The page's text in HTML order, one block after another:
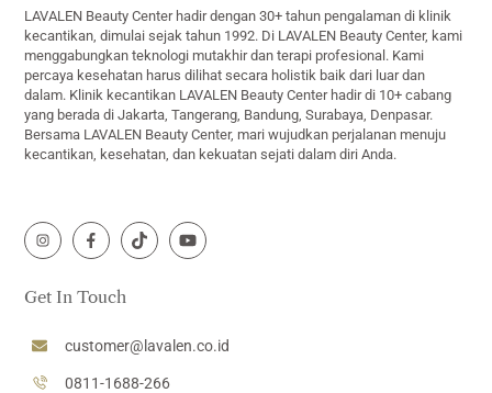
LAVALEN Beauty Center hadir dengan 30+ tahun pengalaman di klinik
kecantikan, dimulai sejak tahun 1992. Di LAVALEN Beauty Center, kami
menggabungkan teknologi mutakhir dan terapi profesional. Kami
percaya kesehatan harus dilihat secara holistik baik dari luar dan
dalam. Klinik kecantikan LAVALEN Beauty Center hadir di 10+ cabang
yang berada di Jakarta, Tangerang, Bandung, Surabaya, Denpasar.
Bersama LAVALEN Beauty Center, mari wujudkan perjalanan menuju
kecantikan, kesehatan, dan kekuatan sejati dalam diri Anda.
Icon
Icon
Icon
Icon
Get In Touch
customer@lavalen.co.id
0811-1688-266